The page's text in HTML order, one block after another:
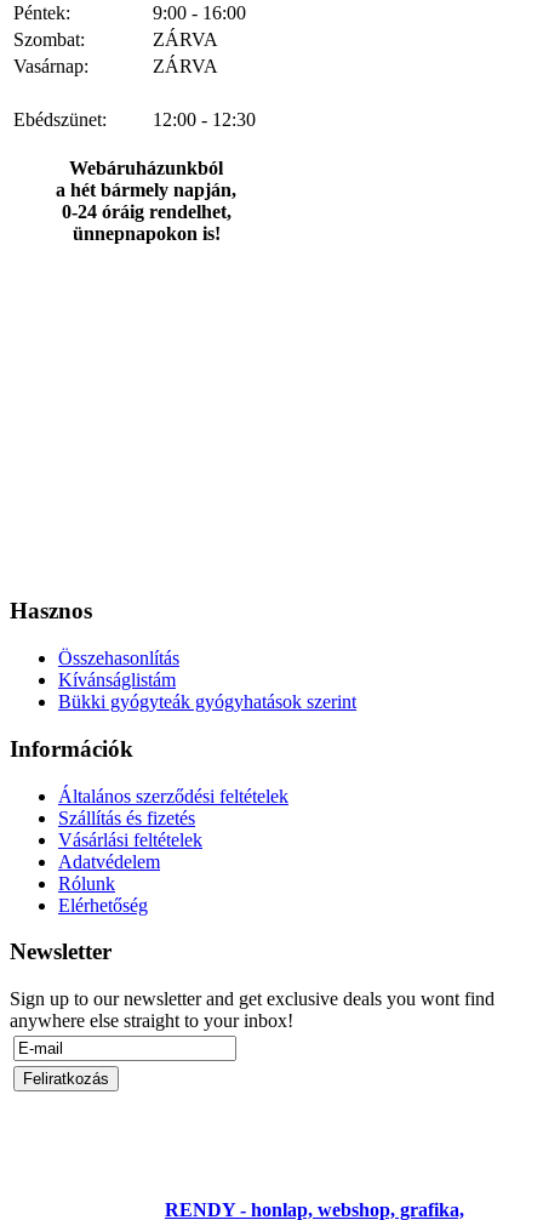
Péntek:
9:00 - 16:00
Szombat:
ZÁRVA
Vasárnap:
ZÁRVA
Ebédszünet: 12:00 - 12:30
Webáruházunkból
a hét bármely napján,
0-24 óráig rendelhet,
ünnepnapokon is!
Hasznos
Összehasonlítás
Kívánságlistám
Bükki gyógyteák gyógyhatások szerint
Információk
Általános szerződési feltételek
Szállítás és fizetés
Vásárlási feltételek
Adatvédelem
Rólunk
Elérhetőség
Newsletter
Sign up to our newsletter and get exclusive deals you wont find
anywhere else straight to your inbox!
RENDY - honlap, webshop, grafika,